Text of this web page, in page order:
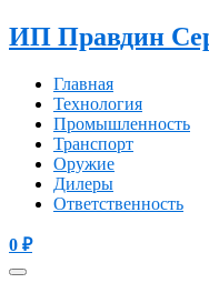
ИП Правдин
Главная
Технология
Промышленность
Транспорт
Оружие
Дилеры
Ответственность
0 ₽